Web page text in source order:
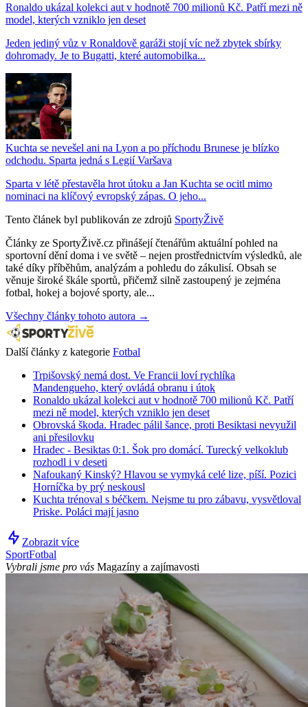
Ronaldo ukázal kolekci aut v hodnotě 700 milionů Kč. Patří mezi ně
model, kterých vzniklo jen deset
Jeden jediný vůz v Ronaldově garáži stojí víc než zbytek sbírky
dohromady. Je to Bugatti, které automobilka...
Kuchta se nevešel ani na Lyon a po příchodu Brunese je blízko
odchodu. Sparta jedná s Legií Varšava
Sparta v létě přestavěla hrot útoku a Jan Kuchta se ocitl mimo
nominaci na klíčový evropský zápas. O jeho...
Tento článek byl publikován ze zdrojů SportyŽivě
Články ze SportyŽivě.cz přinášejí čtenářům aktuální pohled na
sportovní dění doma i ve světě – nejen prostřednictvím výsledků, ale
také díky příběhům, analýzám a pohledu do zákulisí. Obsah se
věnuje široké škále sportů, přičemž silně zastoupený je zejména
fotbal, hokej a bojové sporty, ale...
Všechny články tohoto autora →
Další články z kategorie Fotbal
Trpišovský nemá dost. Ve Francii loví rychlíka
Mandengueho, který ovládá obranu i útok
Ronaldo ukázal kolekci aut v hodnotě 700 milionů Kč. Patří
mezi ně model, kterých vzniklo jen deset
Obrovská škoda. Hradec pálil šance, proti Besiktasi nevyužil
ani přesilovku
Hradec - Besiktas 0:1. Šok pro domácí. Turecký velkoklub
rozhodl i v deseti
Nafoukaný Kinský? Hlavou se vymyká celé lize, píší. Pozici
Horníčka by prý neskousl
Kuchta trénoval s béčkem. Nejsme tu pro zábavu, vysvětloval
Priske. Poláci mají jasno
Zobrazit více
SportFotbal
Vybrali jsme pro vás Magazíny a zajímavosti